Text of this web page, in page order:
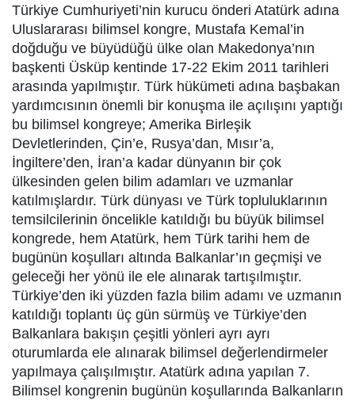
Türkiye Cumhuriyeti’nin kurucu önderi Atatürk adına
Uluslararası bilimsel kongre, Mustafa Kemal’in
doğduğu ve büyüdüğü ülke olan Makedonya’nın
başkenti Üsküp kentinde 17-22 Ekim 2011 tarihleri
arasında yapılmıştır. Türk hükümeti adına başbakan
yardımcısının önemli bir konuşma ile açılışını yaptığı
bu bilimsel kongreye; Amerika Birleşik
Devletlerinden, Çin’e, Rusya’dan, Mısır’a,
İngiltere’den, İran’a kadar dünyanın bir çok
ülkesinden gelen bilim adamları ve uzmanlar
katılmışlardır. Türk dünyası ve Türk topluluklarının
temsilcilerinin öncelikle katıldığı bu büyük bilimsel
kongrede, hem Atatürk, hem Türk tarihi hem de
bugünün koşulları altında Balkanlar’ın geçmişi ve
geleceği her yönü ile ele alınarak tartışılmıştır.
Türkiye’den iki yüzden fazla bilim adamı ve uzmanın
katıldığı toplantı üç gün sürmüş ve Türkiye’den
Balkanlara bakışın çeşitli yönleri ayrı ayrı
oturumlarda ele alınarak bilimsel değerlendirmeler
yapılmaya çalışılmıştır. Atatürk adına yapılan 7.
Bilimsel kongrenin bugünün koşullarında Balkanların